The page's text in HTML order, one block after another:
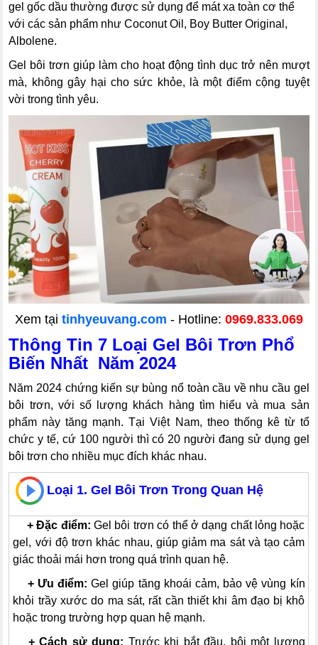
gel gốc dầu thường được sử dụng để mát xa toàn cơ thể
với các sản phẩm như Coconut Oil, Boy Butter Original,
Albolene.
Gel bôi trơn giúp làm cho hoạt động tình dục trở nên mượt
mà, không gây hại cho sức khỏe, là một điểm cộng tuyệt
vời trong tình yêu.
Xem tại tinhyeuvang.com - Hotline: 0969.833.069
Thông Tin 7 Loại Gel Bôi Trơn Phổ
Biến Nhất Năm 2024
Năm 2024 chứng kiến sự bùng nổ toàn cầu về nhu cầu gel
bôi trơn, với số lượng khách hàng tìm hiểu và mua sản
phẩm này tăng mạnh. Tại Việt Nam, theo thống kê từ tổ
chức y tế, cứ 100 người thì có 20 người đang sử dụng gel
bôi trơn cho nhiều mục đích khác nhau.
Loại 1. Gel Bôi Trơn Trong Quan Hệ
+ Đặc điểm: Gel bôi trơn có thể ở dạng chất lỏng hoặc
gel, với độ trơn khác nhau, giúp giảm ma sát và tạo cảm
giác thoải mái hơn trong quá trình quan hệ.
+ Ưu điểm: Gel giúp tăng khoái cảm, bảo vệ vùng kín
khỏi trầy xước do ma sát, rất cần thiết khi âm đạo bị khô
hoặc trong trường hợp quan hệ mạnh.
+Cách sử dụng: Trước khi bắt đầu, bôi một lượng